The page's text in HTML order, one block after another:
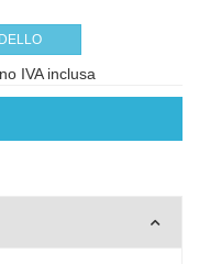
IVA inclusa